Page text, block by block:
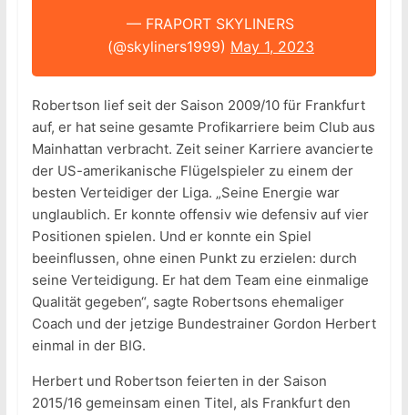
— FRAPORT SKYLINERS
(@skyliners1999) May 1, 2023
Robertson lief seit der Saison 2009/10 für Frankfurt
auf, er hat seine gesamte Profikarriere beim Club aus
Mainhattan verbracht. Zeit seiner Karriere avancierte
der US-amerikanische Flügelspieler zu einem der
besten Verteidiger der Liga. „Seine Energie war
unglaublich. Er konnte offensiv wie defensiv auf vier
Positionen spielen. Und er konnte ein Spiel
beeinflussen, ohne einen Punkt zu erzielen: durch
seine Verteidigung. Er hat dem Team eine einmalige
Qualität gegeben“, sagte Robertsons ehemaliger
Coach und der jetzige Bundestrainer Gordon Herbert
einmal in der BIG.
Herbert und Robertson feierten in der Saison
2015/16 gemeinsam einen Titel, als Frankfurt den